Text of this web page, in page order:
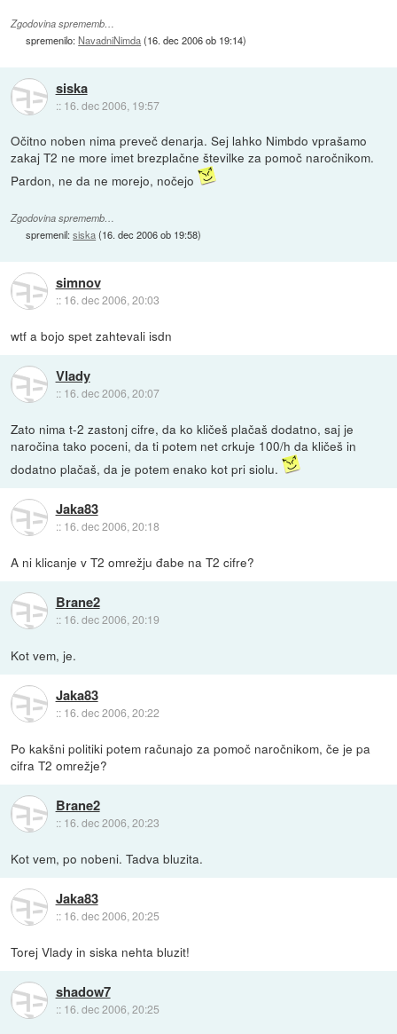
Zgodovina sprememb…
spremenilo:NavadniNimda(16. dec 2006 ob 19:14)
siska
:: 16. dec 2006, 19:57
Očitno noben nima preveč denarja. Sej lahko Nimbdo vprašamo
zakaj T2 ne more imet brezplačne številke za pomoč naročnikom.
Pardon, ne da ne morejo, nočejo
Zgodovina sprememb…
spremenil:siska(16. dec 2006 ob 19:58)
simnov
:: 16. dec 2006, 20:03
wtf a bojo spet zahtevali isdn
Vlady
:: 16. dec 2006, 20:07
Zato nima t-2 zastonj cifre, da ko kličeš plačaš dodatno, saj je
naročina tako poceni, da ti potem net crkuje 100/h da kličeš in
dodatno plačaš, da je potem enako kot pri siolu.
Jaka83
:: 16. dec 2006, 20:18
A ni klicanje v T2 omrežju đabe na T2 cifre?
Brane2
:: 16. dec 2006, 20:19
Kot vem, je.
Jaka83
:: 16. dec 2006, 20:22
Po kakšni politiki potem računajo za pomoč naročnikom, če je pa
cifra T2 omrežje?
Brane2
:: 16. dec 2006, 20:23
Kot vem, po nobeni. Tadva bluzita.
Jaka83
:: 16. dec 2006, 20:25
Torej Vlady in siska nehta bluzit!
shadow7
:: 16. dec 2006, 20:25